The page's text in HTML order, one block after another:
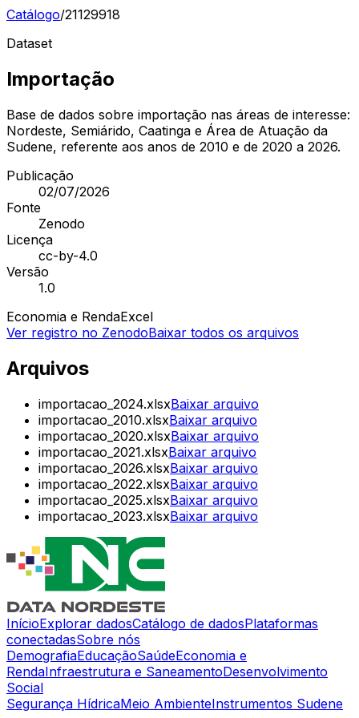
Catálogo/21129918
Dataset
Importação
Base de dados sobre importação nas áreas de interesse:
Nordeste, Semiárido, Caatinga e Área de Atuação da
Sudene, referente aos anos de 2010 e de 2020 a 2026.
Publicação
02/07/2026
Fonte
Zenodo
Licença
cc-by-4.0
Versão
1.0
Economia e RendaExcel
Ver registro no ZenodoBaixar todos os arquivos
Arquivos
importacao_2024.xlsxBaixar arquivo
importacao_2010.xlsxBaixar arquivo
importacao_2020.xlsxBaixar arquivo
importacao_2021.xlsxBaixar arquivo
importacao_2026.xlsxBaixar arquivo
importacao_2022.xlsxBaixar arquivo
importacao_2025.xlsxBaixar arquivo
importacao_2023.xlsxBaixar arquivo
InícioExplorar dadosCatálogo de dadosPlataformas
conectadasSobre nós
DemografiaEducaçãoSaúdeEconomia e
RendaInfraestrutura e SaneamentoDesenvolvimento
Social
Segurança HídricaMeio AmbienteInstrumentos Sudene